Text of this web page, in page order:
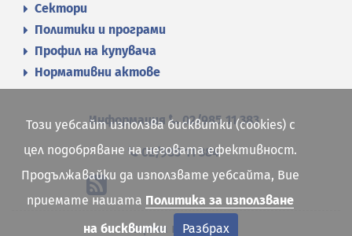
Сектори
Политики и програми
Профил на купувача
Нормативни актове
Информация 02/985 11 383
02/985 11 384
Карта на сайта
Този уебсайт използва бисквитки (cookies) с
цел подобряване на неговата ефективност.
Продължавайки да използвате уебсайта, Вие
приемате нашата Политика за използване
на бисквитки
Разбрах